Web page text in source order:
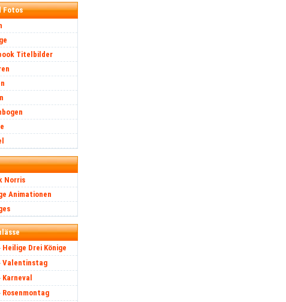
Fotos
Titelbilder
Norris
Animationen
Heilige Drei Könige
Valentinstag
Karneval
Rosenmontag